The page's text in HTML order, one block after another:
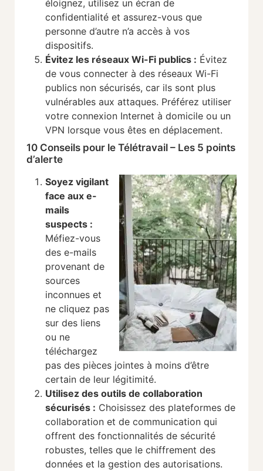
éloignez, utilisez un écran de
confidentialité et assurez-vous que
personne d’autre n’a accès à vos
dispositifs.
Évitez les réseaux Wi-Fi publics : Évitez
de vous connecter à des réseaux Wi-Fi
publics non sécurisés, car ils sont plus
vulnérables aux attaques. Préférez utiliser
votre connexion Internet à domicile ou un
VPN lorsque vous êtes en déplacement.
10 Conseils pour le Télétravail – Les 5 points
d’alerte
Soyez vigilant
face aux e-
mails
suspects :
Méfiez-vous
des e-mails
provenant de
sources
inconnues et
ne cliquez pas
sur des liens
ou ne
téléchargez
pas des pièces jointes à moins d’être
certain de leur légitimité.
Utilisez des outils de collaboration
sécurisés : Choisissez des plateformes de
collaboration et de communication qui
offrent des fonctionnalités de sécurité
robustes, telles que le chiffrement des
données et la gestion des autorisations.